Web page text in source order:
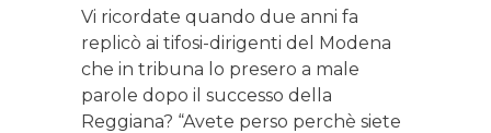
Vi ricordate quando due anni fa
replicò ai tifosi-dirigenti del Modena
che in tribuna lo presero a male
parole dopo il successo della
Reggiana? “Avete perso perchè siete